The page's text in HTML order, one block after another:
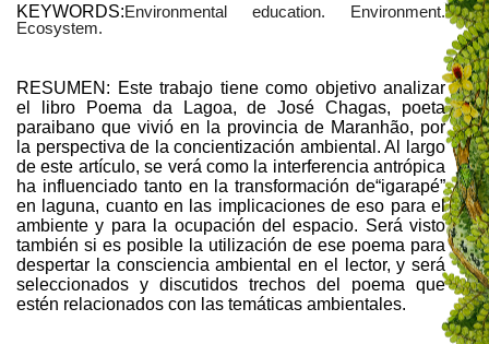
KEYWORDS:Environmental education. Environment.
Ecosystem.
RESUMEN: Este trabajo tiene como objetivo analizar
el libro Poema da Lagoa, de José Chagas, poeta
paraibano que vivió en la provincia de Maranhão, por
la perspectiva de la concientización ambiental. Al largo
de este artículo, se verá como la interferencia antrópica
ha influenciado tanto en la transformación de“igarapé”
en laguna, cuanto en las implicaciones de eso para el
ambiente y para la ocupación del espacio. Será visto
también si es posible la utilización de ese poema para
despertar la consciencia ambiental en el lector, y será
seleccionados y discutidos trechos del poema que
estén relacionados con las temáticas ambientales.